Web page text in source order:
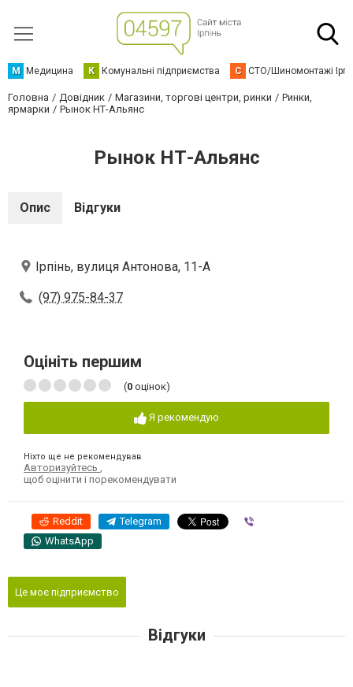
М Медицина К Комунальні підприємства С СТО/Шиномонтажі
Головна Довідник Магазини, торгові центри, ринки
Ринки,
ярмарки
Рынок НТ-Альянс
Рынок НТ-Альянс
Опис Відгуки
Ірпінь, вулиця Антонова, 11-А
(97) 975-84-37
Оцініть першим
(0 оцінок)
Я рекомендую
Ніхто ще не рекомендував
Авторизуйтесь
щоб оцінити і порекомендувати
Reddit Telegram
WhatsApp
Це моє підприємство
Відгуки